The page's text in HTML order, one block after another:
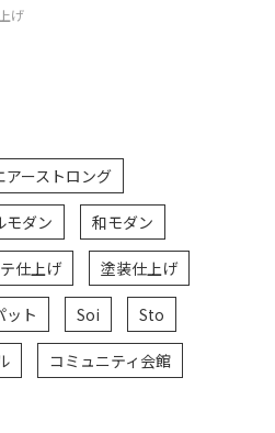
げ
アーストロング
モダン 和モダン
仕上げ 塗装仕上げ
ット Soi Sto
コミュニティ会館